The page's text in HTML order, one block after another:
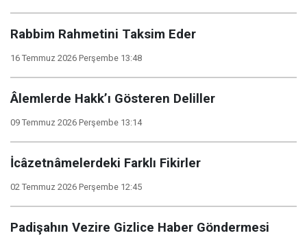
Rabbim Rahmetini Taksim Eder
16 Temmuz 2026 Perşembe 13:48
Âlemlerde Hakk’ı Gösteren Deliller
09 Temmuz 2026 Perşembe 13:14
İcâzetnâmelerdeki Farklı Fikirler
02 Temmuz 2026 Perşembe 12:45
Padişahın Vezire Gizlice Haber Göndermesi